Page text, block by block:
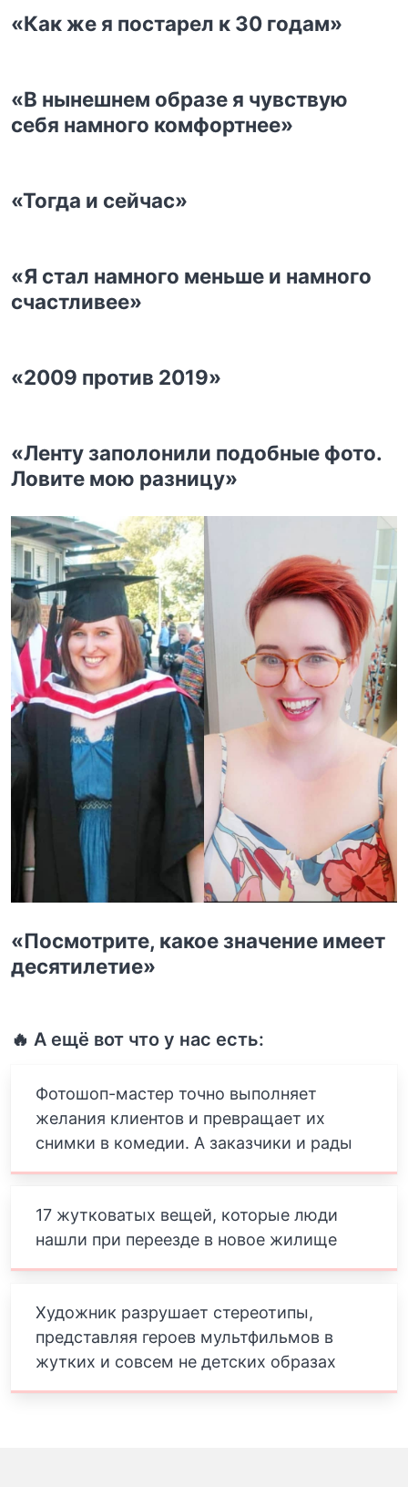
«Как же я постарел к 30 годам»
«В нынешнем образе я чувствую
себя намного комфортнее»
«Тогда и сейчас»
«Я стал намного меньше и намного
счастливее»
«2009 против 2019»
«Ленту заполонили подобные фото.
Ловите мою разницу»
«Посмотрите, какое значение имеет
десятилетие»
🔥 А ещё вот что у нас есть:
Фотошоп-мастер точно выполняет
желания клиентов и превращает их
снимки в комедии. А заказчики и рады
17 жутковатых вещей, которые люди
нашли при переезде в новое жилище
Художник разрушает стереотипы,
представляя героев мультфильмов в
жутких и совсем не детских образах